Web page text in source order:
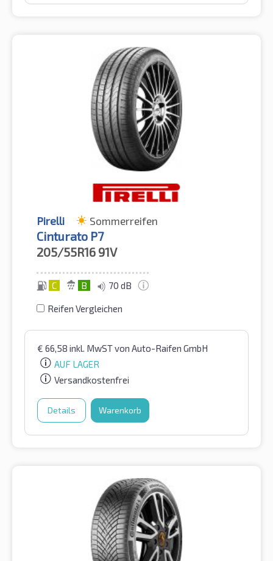
Pirelli Sommerreifen
Cinturato P7
205/55R16 91V
C B 70 dB
Reifen Vergleichen
€ 66,58 inkl. MwSTvon Auto-Raifen GmbH
AUF LAGER
Versandkostenfrei
Details Warenkorb